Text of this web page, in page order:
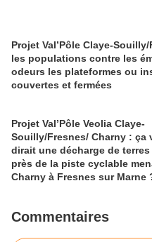
Projet Val’Pôle Claye-
les populations contre les
odeurs les plateformes ou
couvertes et fermées
Projet Val’Pôle Veolia Claye-
Souilly/Fresnes/ Charny : ça
dirait une décharge de
près de la piste cyclable
Charny à Fresnes sur Marne
Commentaires